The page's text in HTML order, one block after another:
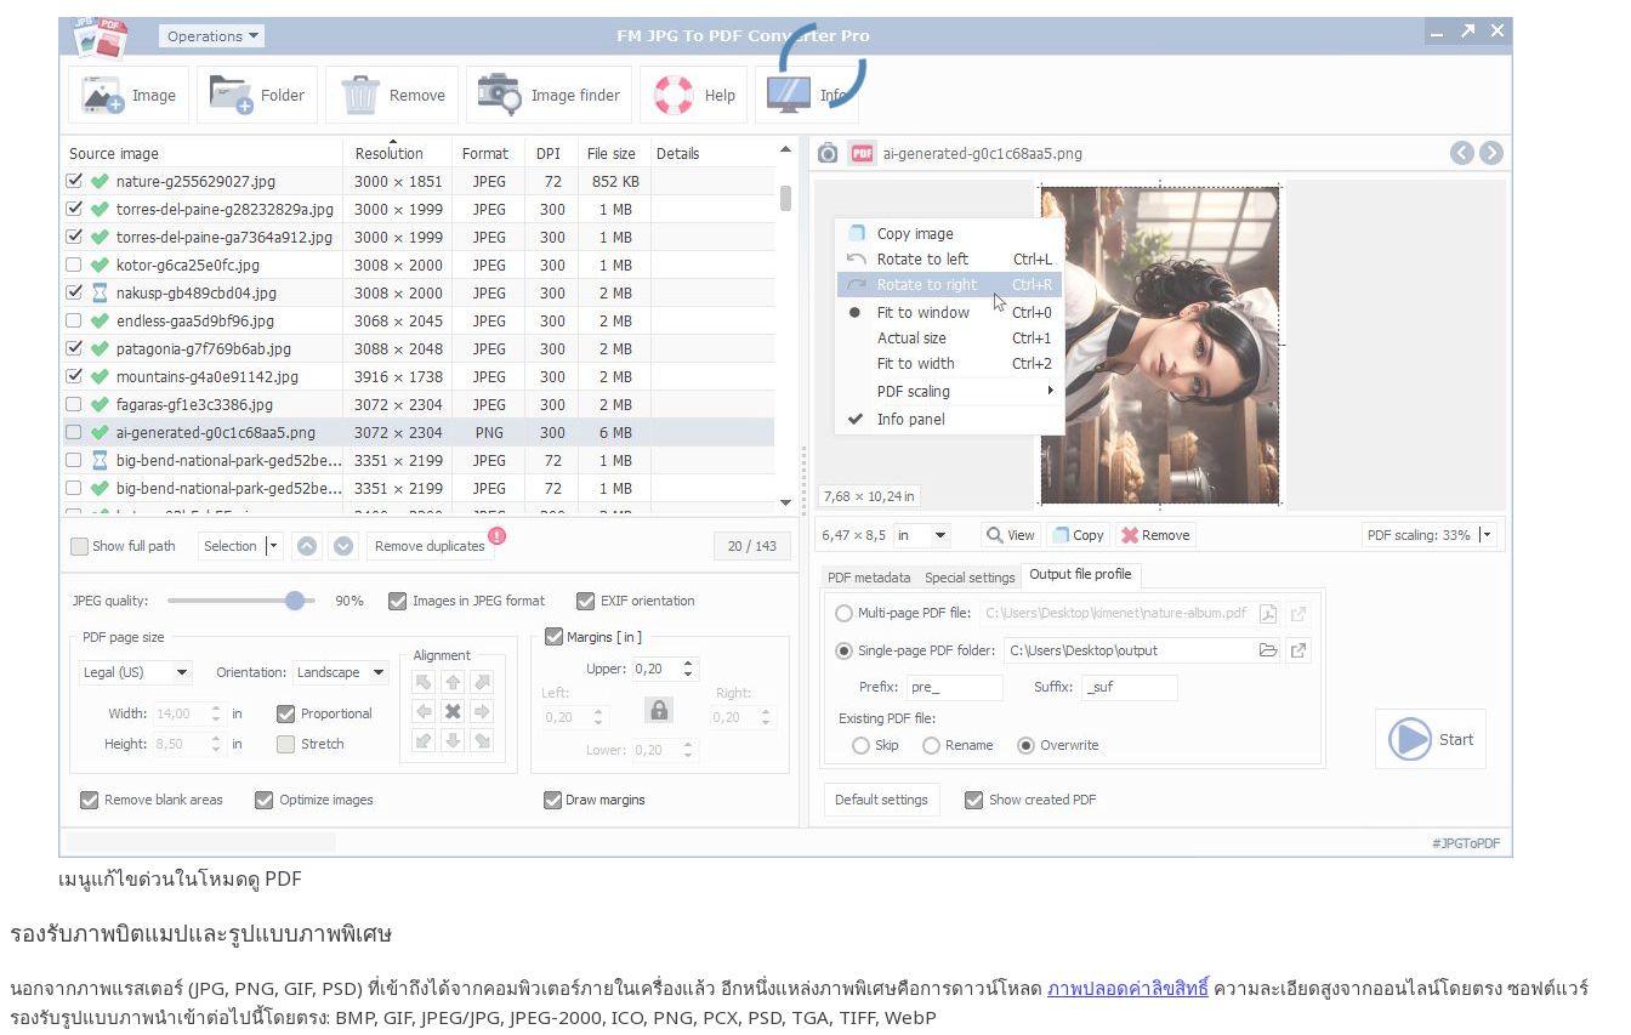
เมนูแก้ไขด่วนในโหมดดู PDF
รองรับภาพบิตแมปและรูปแบบภาพพิเศษ
นอกจากภาพแรสเตอร์ (JPG, PNG, GIF, PSD) ที่เข้าถึงได้จากคอมพิวเตอร์ภายในเครื่องแล้ว อีกหนึ่งแหล่งภาพพิเศษคือการดาวน์โหลด ภาพปลอดค่าลิขสิทธิ์ ความละเอียดสูงจากออนไลน์โดยตรง ซอฟต์แวร์
รองรับรูปแบบภาพนำเข้าต่อไปนี้โดยตรง: BMP, GIF, JPEG/JPG, JPEG-2000, ICO, PNG, PCX, PSD, TGA, TIFF, WebP